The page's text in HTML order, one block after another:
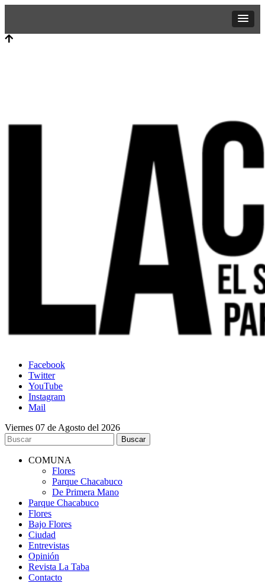
Facebook
Twitter
YouTube
Instagram
Mail
Viernes 07 de Agosto del 2026
COMUNA
Flores
Parque Chacabuco
De Primera Mano
Parque Chacabuco
Flores
Bajo Flores
Ciudad
Entrevistas
Opinión
Revista La Taba
Contacto